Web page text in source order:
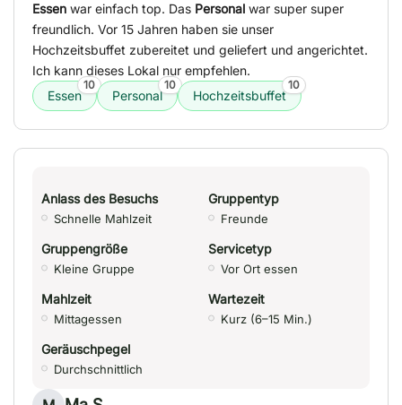
Essen war einfach top. Das Personal war super super
freundlich. Vor 15 Jahren haben sie unser
Hochzeitsbuffet zubereitet und geliefert und angerichtet.
Ich kann dieses Lokal nur empfehlen.
Essen
10
Personal
10
Hochzeitsbuffet
10
Anlass des Besuchs
Schnelle Mahlzeit
Gruppentyp
Freunde
Gruppengröße
Kleine Gruppe
Servicetyp
Vor Ort essen
Mahlzeit
Mittagessen
Wartezeit
Kurz (6–15 Min.)
Geräuschpegel
Durchschnittlich